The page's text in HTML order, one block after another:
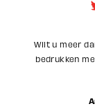
Wilt u meer
bedrukken